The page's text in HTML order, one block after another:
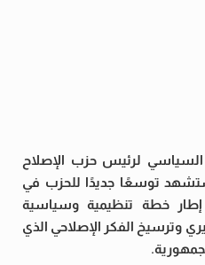
لرئيس حزب الإصلاح
ستشهد توسعًا جديدًا للحزب في
خطة تنظيمية وسياسية
وترسيخ الفكر الإصلاحي الذي